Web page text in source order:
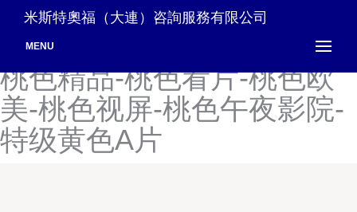
桃花色色综合-桃色91黄-桃
色播播色五月-桃色成人网-
桃色精品-桃色看片-桃色欧
美-桃色视屏-桃色午夜影院-
特级黄色A片
米斯特奧福（大連）咨詢服務有限公司
MENU